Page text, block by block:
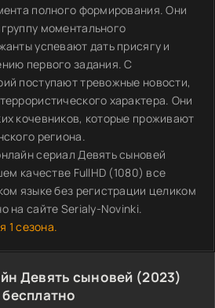
полного формирования. Они
моментального
успевают дать присягу и
первого задания. С
поступают тревожные новости,
характера. Они
кочевников, которые проживают
региона.
сериал Девять сыновей
качестве FullHD (1080) все
языке без регистрации целиком
на сайте Serialy-Novinki.
1 сезона.
Девять сыновей (2023)
бесплатно